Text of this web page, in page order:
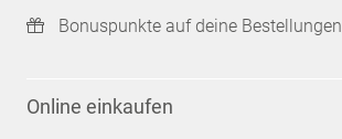
Bonuspunkte auf deine Bestellungen
Online einkaufen